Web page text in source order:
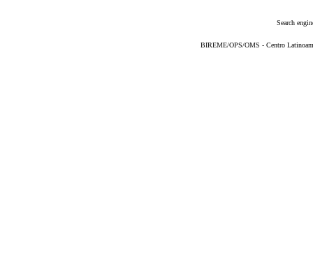
Search
BIREME/OPS/OMS - Centro